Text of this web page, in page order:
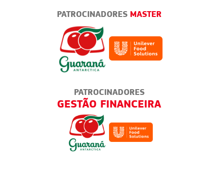
PATROCINADORES MASTER
PATROCINADORES
GESTÃO FINANCEIRA